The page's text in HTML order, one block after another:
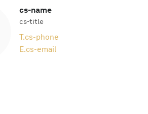
cs-name
cs-title
T.cs-phone
E.cs-email